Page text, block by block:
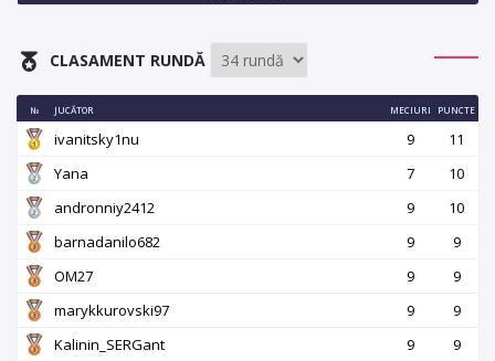
CLASAMENT RUNDĂ
№ JUCĂTOR MECIURI PUNCTE
ivanitsky1nu 9
11
Yana
7
10
andronniy2412
9
10
barnadanilo682
9
9
OM27
9
9
marykkurovski97
9
9
Kalinin_SERGant
9
9